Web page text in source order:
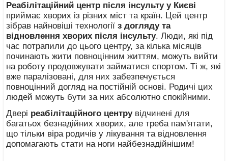
Реабілітаційний центр після інсульту у Києві
приймає хворих із різних міст та країн. Цей центр
зібрав найновіші технологіїз догляду та
відновлення хворих після інсульту. Люди, які під
час потрапили до цього центру, за кілька місяців
починають жити повноцінним життям, можуть вийти
на роботу продовжувати займатися спортом. Ті ж, які
вже паралізовані, для них забезпечується
повноцінний догляд на постійній основі. Родичі цих
людей можуть бути за них абсолютно спокійними.
Двері реабілітаційного центрувідчинені для
багатьох безнадійних хворих, але треба пам'ятати,
що тільки віра родичів у лікування та відновлення
допомагають стати на ноги найбезнадійнішим!